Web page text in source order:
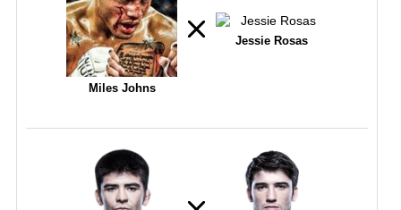
Miles Johns
Jessie Rosas